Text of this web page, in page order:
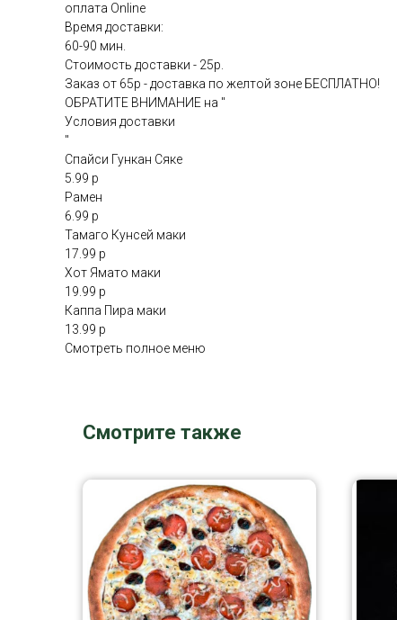
оплата Online
Время доставки:
60-90 мин.
Стоимость доставки - 25р.
Заказ от 65р - доставка по желтой зоне БЕСПЛАТНО!
ОБРАТИТЕ ВНИМАНИЕ на "
Условия доставки
"
Спайси Гункан Сяке
5.99 р
Рамен
6.99 р
Тамаго Кунсей маки
17.99 р
Хот Ямато маки
19.99 р
Каппа Пира маки
13.99 р
Смотреть полное меню
Смотрите также